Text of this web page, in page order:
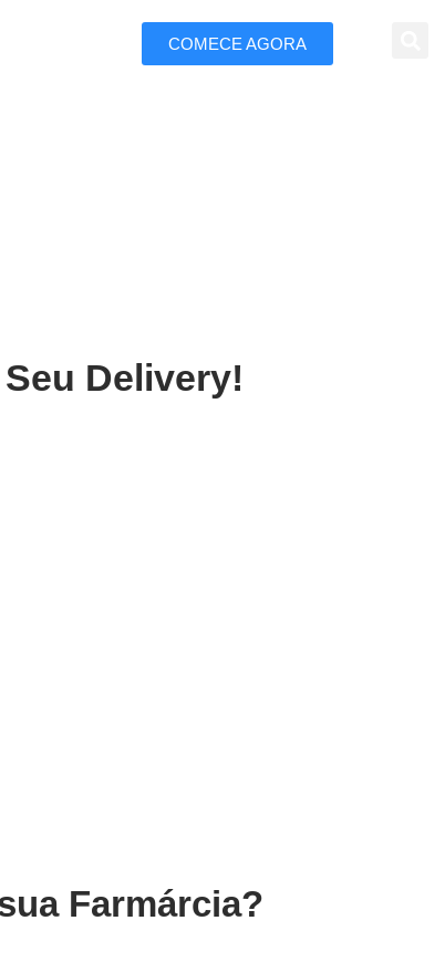
COMECE AGORA
Delivery!
Farmárcia?